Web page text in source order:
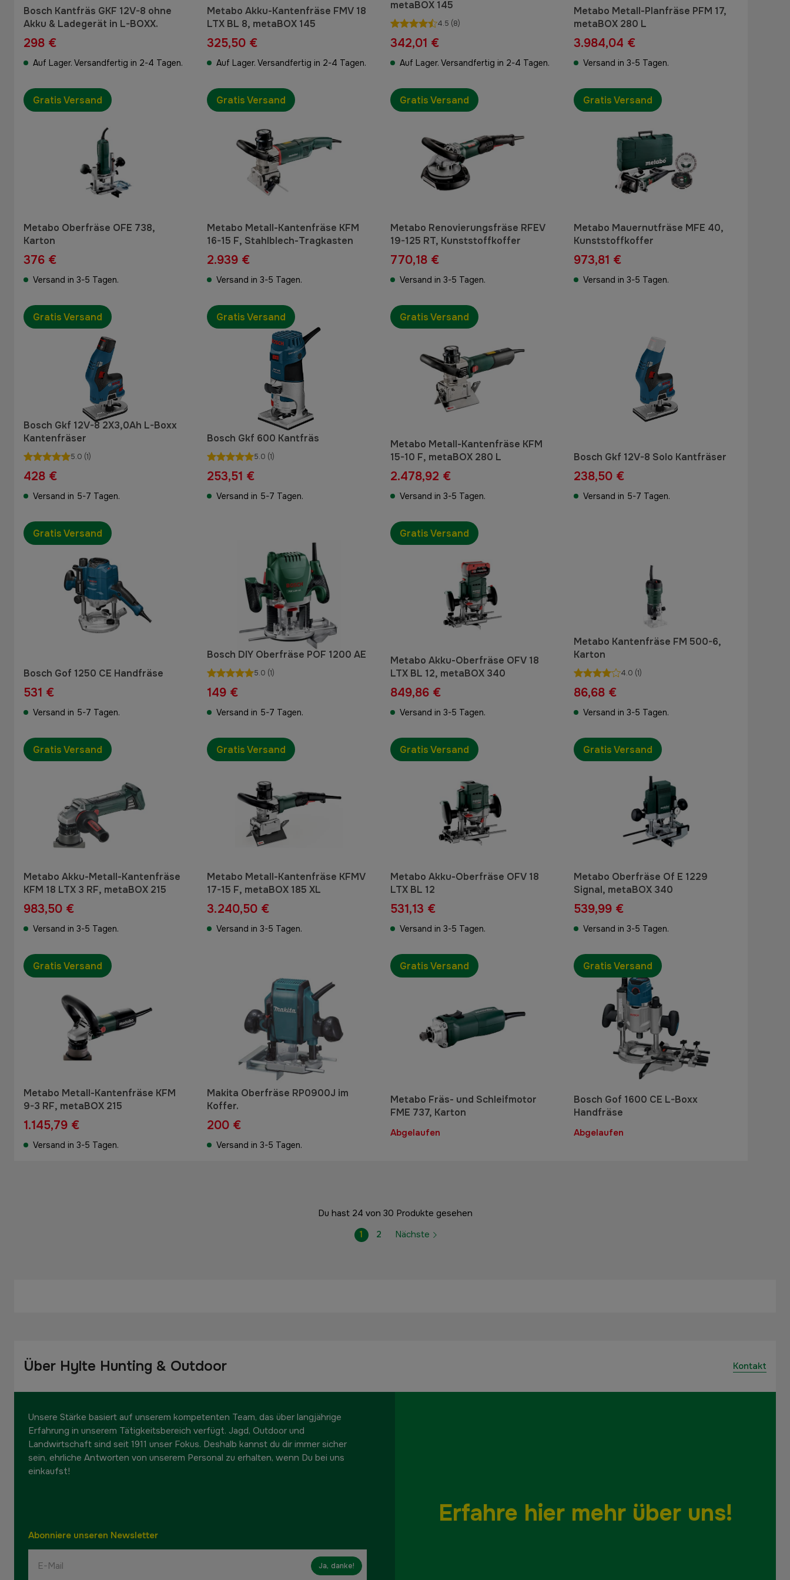
Bosch Kantfräs GKF 12V-8 ohne
Akku & Ladegerät in L-BOXX.
298 €
Auf Lager. Versandfertig in 2-4 Tagen.
Metabo Akku-Kantenfräse FMV 18
LTX BL 8, metaBOX 145
325,50 €
Auf Lager. Versandfertig in 2-4 Tagen.
metaBOX 145
4.5 (8)
342,01 €
Auf Lager. Versandfertig in 2-4 Tagen.
Metabo Metall-Planfräse PFM 17,
metaBOX 280 L
3.984,04 €
Versand in 3-5 Tagen.
Metabo Oberfräse OFE 738,
Karton
376 €
Versand in 3-5 Tagen.
Gratis Versand
Metabo Metall-Kantenfräse KFM
16-15 F, Stahlblech-Tragkasten
2.939 €
Versand in 3-5 Tagen.
Gratis Versand
Metabo Renovierungsfräse RFEV
19-125 RT, Kunststoffkoffer
770,18 €
Versand in 3-5 Tagen.
Gratis Versand
Metabo Mauernutfräse MFE 40,
Kunststoffkoffer
973,81 €
Versand in 3-5 Tagen.
Gratis Versand
Bosch Gkf 12V-8 2X3,0Ah L-Boxx
Kantenfräser
5.0 (1)
428 €
Versand in 5-7 Tagen.
Gratis Versand
Bosch Gkf 600 Kantfräs
5.0 (1)
253,51 €
Versand in 5-7 Tagen.
Gratis Versand
Metabo Metall-Kantenfräse KFM
15-10 F, metaBOX 280 L
2.478,92 €
Versand in 3-5 Tagen.
Gratis Versand
Bosch Gkf 12V-8 Solo Kantfräser
238,50 €
Versand in 5-7 Tagen.
Bosch Gof 1250 CE Handfräse
531 €
Versand in 5-7 Tagen.
Gratis Versand
Bosch DIY Oberfräse POF 1200 AE
5.0 (1)
149 €
Versand in 5-7 Tagen.
Metabo Akku-Oberfräse OFV 18
LTX BL 12, metaBOX 340
849,86 €
Versand in 3-5 Tagen.
Gratis Versand
Metabo Kantenfräse FM 500-6,
Karton
4.0 (1)
86,68 €
Versand in 3-5 Tagen.
Metabo Akku-Metall-Kantenfräse
KFM 18 LTX 3 RF, metaBOX 215
983,50 €
Versand in 3-5 Tagen.
Gratis Versand
Metabo Metall-Kantenfräse KFMV
17-15 F, metaBOX 185 XL
3.240,50 €
Versand in 3-5 Tagen.
Gratis Versand
Metabo Akku-Oberfräse OFV 18
LTX BL 12
531,13 €
Versand in 3-5 Tagen.
Gratis Versand
Metabo Oberfräse Of E 1229
Signal, metaBOX 340
539,99 €
Versand in 3-5 Tagen.
Gratis Versand
Metabo Metall-Kantenfräse KFM
9-3 RF, metaBOX 215
1.145,79 €
Versand in 3-5 Tagen.
Gratis Versand
Makita Oberfräse RP0900J im
Koffer.
200 €
Versand in 3-5 Tagen.
Metabo Fräs- und Schleifmotor
FME 737, Karton
Abgelaufen
Gratis Versand
Bosch Gof 1600 CE L-Boxx
Handfräse
Abgelaufen
Gratis Versand
Du hast 24 von 30 Produkte gesehen
1
2 Nächste
Über Hylte Hunting & Outdoor Kontakt
Unsere Stärke basiert auf unserem kompetenten Team, das über langjährige
Erfahrung in unserem Tätigkeitsbereich verfügt. Jagd, Outdoor und
Landwirtschaft sind seit 1911 unser Fokus. Deshalb kannst du dir immer sicher
sein, ehrliche Antworten von unserem Personal zu erhalten, wenn Du bei uns
einkaufst!
Abonniere unseren Newsletter
Ja, danke!
Erfahre hier mehr über uns!